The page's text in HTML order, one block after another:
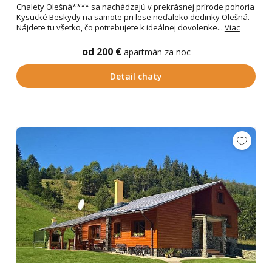
Chalety Olešná**** sa nachádzajú v prekrásnej prírode pohoria
Kysucké Beskydy na samote pri lese neďaleko dedinky Olešná.
Nájdete tu všetko, čo potrebujete k ideálnej dovolenke... Viac
od 200 € apartmán za noc
Detail chaty